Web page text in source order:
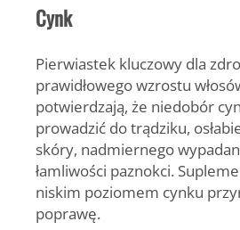
Cynk
Pierwiastek kluczowy dla
prawidłowego wzrostu
potwierdzają, że niedobór
prowadzić do trądziku,
skóry, nadmiernego
łamliwości paznokci.
niskim poziomem cynku
poprawę.